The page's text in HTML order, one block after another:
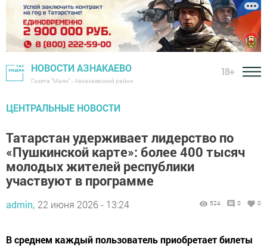
НОВОСТИ АЗНАКАЕВО
Газета "Маяк" - Азнакаевский район
18+
ЦЕНТРАЛЬНЫЕ НОВОСТИ
Татарстан удерживает лидерство по
«Пушкинской карте»: более 400 тысяч
молодых жителей республики
участвуют в программе
admin, 22 июня 2026 - 13:24 524 0 0
В среднем каждый пользователь приобретает билеты